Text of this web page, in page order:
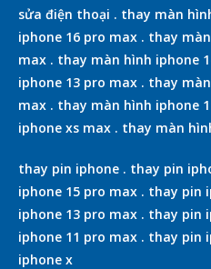
sửa điện thoại . thay màn
iphone 16 pro max . thay
max . thay màn hình iphone
iphone 13 pro max . thay
max . thay màn hình iphone
iphone xs max . thay màn
thay pin iphone . thay pin
iphone 15 pro max . thay pin
iphone 13 pro max . thay pin
iphone 11 pro max . thay pin
iphone x